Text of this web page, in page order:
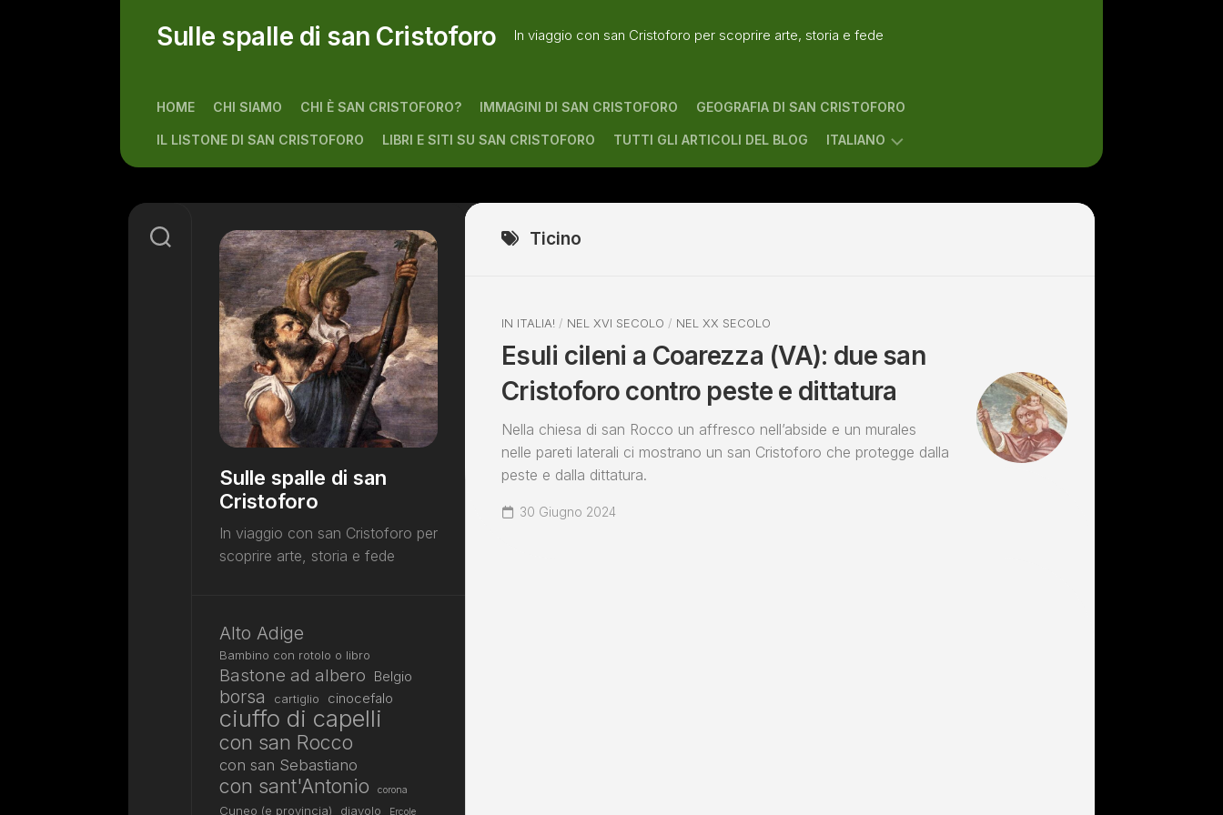
Sulle spalle di san Cristoforo In viaggio con san Cristoforo per scoprire arte, storia e fede
HOME CHI SIAMO CHI È SAN CRISTOFORO? IMMAGINI DI SAN CRISTOFORO GEOGRAFIA DI SAN CRISTOFORO
IL LISTONE DI SAN CRISTOFORO LIBRI E SITI SU SAN CRISTOFORO TUTTI GLI ARTICOLI DEL BLOG ITALIANO
Ticino
IN ITALIA! / NEL XVI SECOLO / NEL XX SECOLO
Esuli cileni a Coarezza (VA): due san
Cristoforo contro peste e dittatura
Nella chiesa di san Rocco un affresco nell’abside e un murales
nelle pareti laterali ci mostrano un san Cristoforo che protegge dalla
peste e dalla dittatura.
30 Giugno 2024
Sulle spalle di san
Cristoforo
In viaggio con san Cristoforo per
scoprire arte, storia e fede
Alto Adige
Bambino con rotolo o libro
Bastone ad albero Belgio
borsa cartiglio cinocefalo
ciuffo di capelli
con san Rocco
con san Sebastiano
con sant'Antonio corona
Cuneo (e provincia) diavolo Ercole